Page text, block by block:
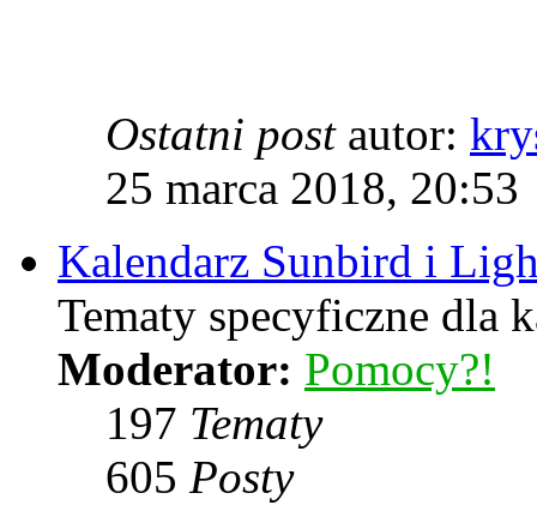
Ostatni postautor:
25 marca 2018, 20:53
Kalendarz Sunbird i
Tematy specyficzne dla
Moderator: Pomocy?!
197 Tematy
605 Posty